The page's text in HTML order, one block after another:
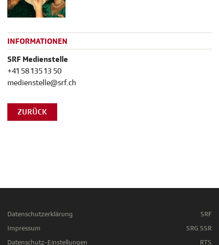
INFORMATIONEN
SRF Medienstelle
+41 58 135 13 50
medienstelle@srf.ch
ZURÜCK
Datenschutzerklärung
Impressum
Datenschutz-Einstellungen
SRF
SRG SSR
RTS